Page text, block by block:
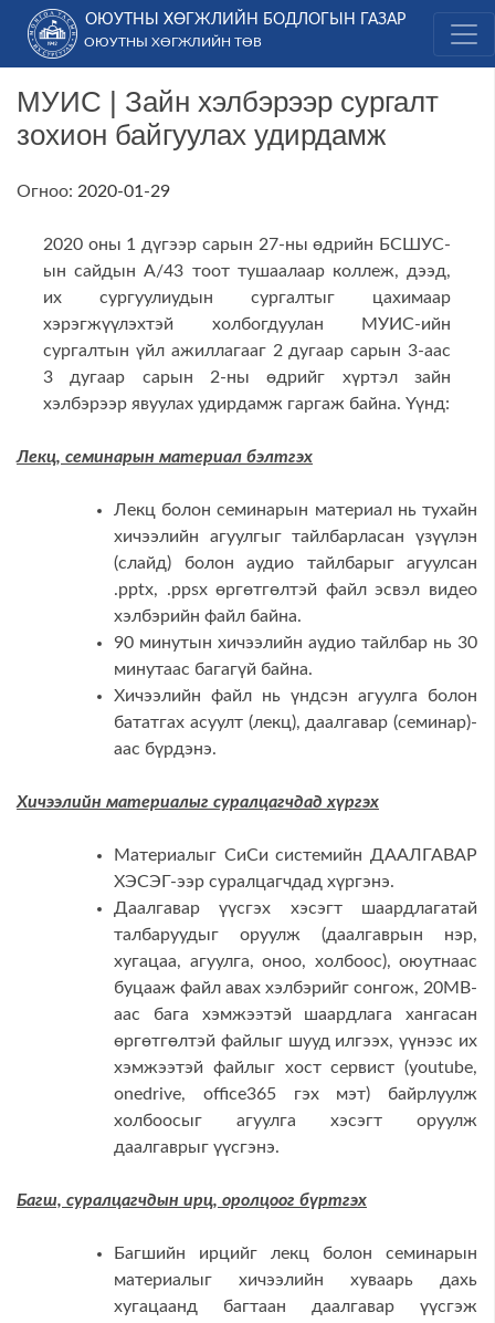
content
ОЮУТНЫ ХӨГЖЛИЙН БОДЛОГЫН ГАЗАР
ОЮУТНЫ ХӨГЖЛИЙН ТӨВ
МУИС | Зайн хэлбэрээр сургалт
зохион байгуулах удирдамж
Огноо: 2020-01-29
2020 оны 1 дүгээр сарын 27-ны өдрийн БСШУС-
ын сайдын А/43 тоот тушаалаар коллеж, дээд,
их сургуулиудын сургалтыг цахимаар
хэрэгжүүлэхтэй холбогдуулан МУИС-ийн
сургалтын үйл ажиллагааг 2 дугаар сарын 3-аас
3 дугаар сарын 2-ны өдрийг хүртэл зайн
хэлбэрээр явуулах удирдамж гаргаж байна. Үүнд:
Лекц, семинарын материал бэлтгэх
Лекц болон семинарын материал нь тухайн
хичээлийн агуулгыг тайлбарласан үзүүлэн
(слайд) болон аудио тайлбарыг агуулсан
.pptx, .ppsx өргөтгөлтэй файл эсвэл видео
хэлбэрийн файл байна.
90 минутын хичээлийн аудио тайлбар нь 30
минутаас багагүй байна.
Хичээлийн файл нь үндсэн агуулга болон
бататгах асуулт (лекц), даалгавар (семинар)-
аас бүрдэнэ.
Хичээлийн материалыг суралцагчдад хүргэх
Материалыг СиСи системийн ДААЛГАВАР
ХЭСЭГ-ээр суралцагчдад хүргэнэ.
Даалгавар үүсгэх хэсэгт шаардлагатай
талбаруудыг оруулж (даалгаврын нэр,
хугацаа, агуулга, оноо, холбоос), оюутнаас
буцааж файл авах хэлбэрийг сонгож, 20МВ-
аас бага хэмжээтэй шаардлага хангасан
өргөтгөлтэй файлыг шууд илгээх, үүнээс их
хэмжээтэй файлыг хост сервист (youtube,
onedrive, office365 гэх мэт) байрлуулж
холбоосыг агуулга хэсэгт оруулж
даалгаврыг үүсгэнэ.
Багш, суралцагчдын ирц, оролцоог бүртгэх
Багшийн ирцийг лекц болон семинарын
материалыг хичээлийн хуваарь дахь
хугацаанд багтаан даалгавар үүсгэж